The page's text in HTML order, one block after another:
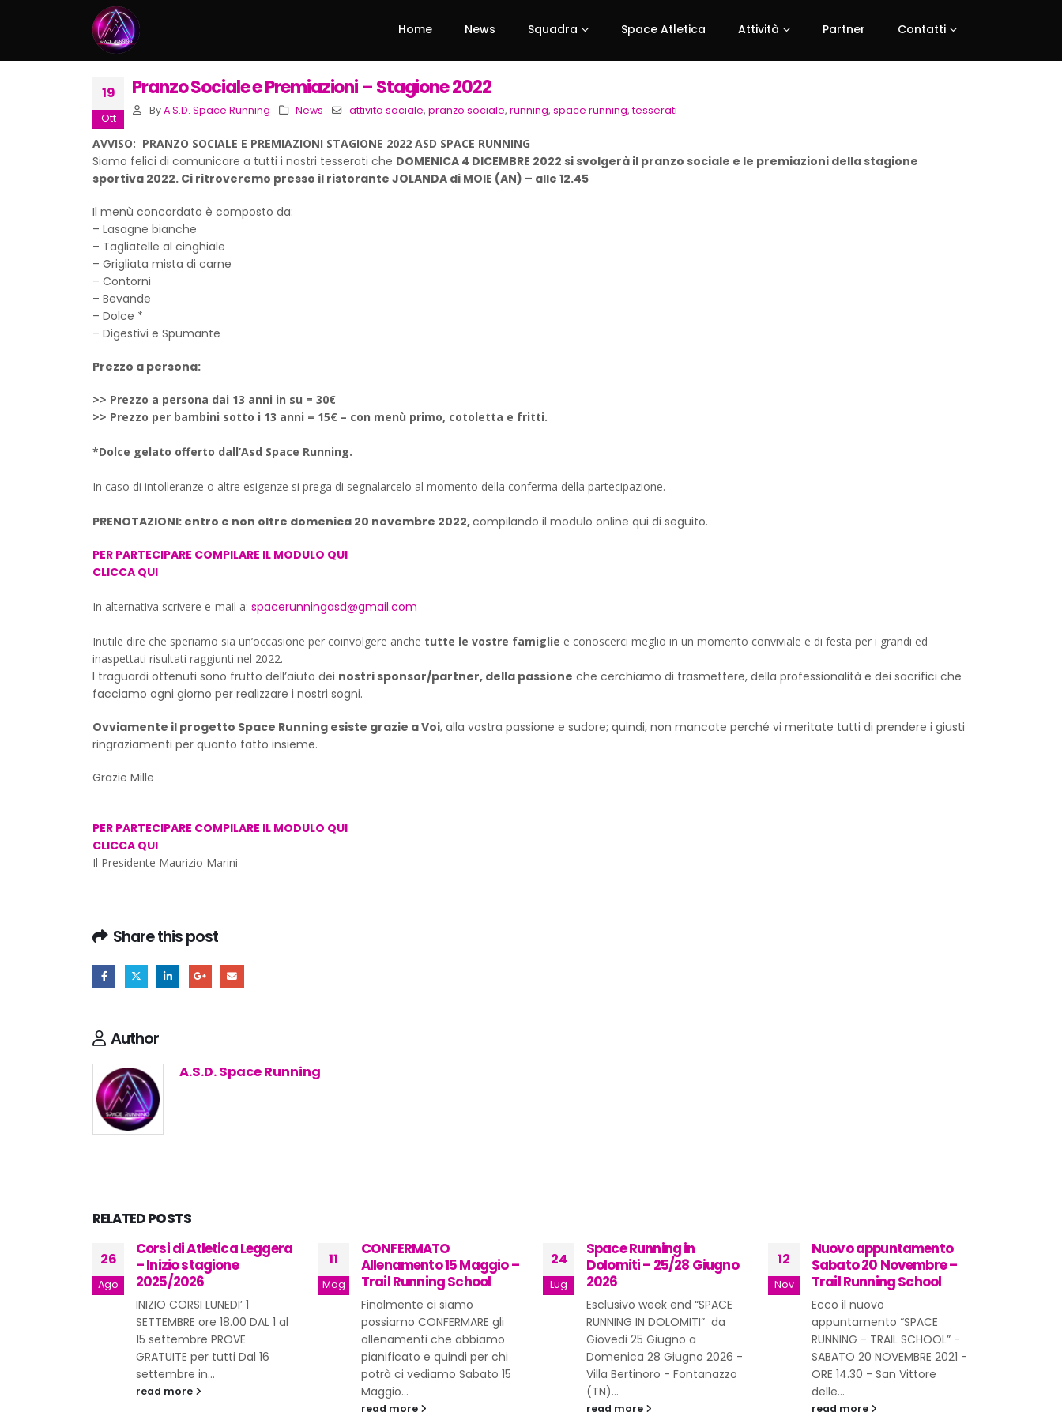
Home News Squadra Space Atletica Attività Partner Contatti
19
Ott
Pranzo Sociale e Premiazioni – Stagione 2022
By A.S.D. Space Running News attivita sociale, pranzo sociale, running, space running, tesserati
AVVISO: PRANZO SOCIALE E PREMIAZIONI STAGIONE 2022 ASD SPACE RUNNING
Siamo felici di comunicare a tutti i nostri tesserati che DOMENICA 4 DICEMBRE 2022 si svolgerà il pranzo sociale e le premiazioni della stagione
sportiva 2022. Ci ritroveremo presso il ristorante JOLANDA di MOIE (AN) – alle 12.45
Il menù concordato è composto da:
– Lasagne bianche
– Tagliatelle al cinghiale
– Grigliata mista di carne
– Contorni
– Bevande
– Dolce *
– Digestivi e Spumante
Prezzo a persona:
>> Prezzo a persona dai 13 anni in su = 30€
>> Prezzo per bambini sotto i 13 anni = 15€ – con menù primo, cotoletta e fritti.
*Dolce gelato offerto dall’Asd Space Running.
In caso di intolleranze o altre esigenze si prega di segnalarcelo al momento della conferma della partecipazione.
PRENOTAZIONI: entro e non oltre domenica 20 novembre 2022,compilando il modulo online qui di seguito.
PER PARTECIPARE COMPILARE IL MODULO QUI
CLICCA QUI
In alternativa scrivere e-mail a: spacerunningasd@gmail.com
Inutile dire che speriamo sia un’occasione per coinvolgere anche tutte le vostre famiglie e conoscerci meglio in un momento conviviale e di festa per i grandi ed
inaspettati risultati raggiunti nel 2022.
I traguardi ottenuti sono frutto dell’aiuto dei nostri sponsor/partner, della passione che cerchiamo di trasmettere, della professionalità e dei sacrifici che
facciamo ogni giorno per realizzare i nostri sogni.
Ovviamente il progetto Space Running esiste grazie a Voi, alla vostra passione e sudore; quindi, non mancate perché vi meritate tutti di prendere i giusti
ringraziamenti per quanto fatto insieme.
Grazie Mille
PER PARTECIPARE COMPILARE IL MODULO QUI
CLICCA QUI
Il Presidente Maurizio Marini
Share this post
Author
A.S.D. Space Running
RELATEDPOSTS
26
Ago
Corsi di Atletica Leggera
– Inizio stagione
2025/2026
INIZIO CORSI LUNEDI’ 1
SETTEMBRE ore 18.00 DAL 1 al
15 settembre PROVE
GRATUITE per tutti Dal 16
settembre in...
read more
11
Mag
CONFERMATO
Allenamento 15 Maggio –
Trail Running School
Finalmente ci siamo
possiamo CONFERMARE gli
allenamenti che abbiamo
pianificato e quindi per chi
potrà ci vediamo Sabato 15
Maggio...
read more
24
Lug
Space Running in
Dolomiti – 25/28 Giugno
2026
Esclusivo week end “SPACE
RUNNING IN DOLOMITI” da
Giovedi 25 Giugno a
Domenica 28 Giugno 2026 -
Villa Bertinoro - Fontanazzo
(TN)...
read more
12
Nov
Nuovo appuntamento
Sabato 20 Novembre –
Trail Running School
Ecco il nuovo
appuntamento “SPACE
RUNNING - TRAIL SCHOOL” -
SABATO 20 NOVEMBRE 2021 -
ORE 14.30 - San Vittore
delle...
read more